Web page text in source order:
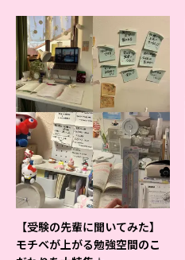
【受験の先輩に聞いてみた】
モチベが上がる勉強空間のこ